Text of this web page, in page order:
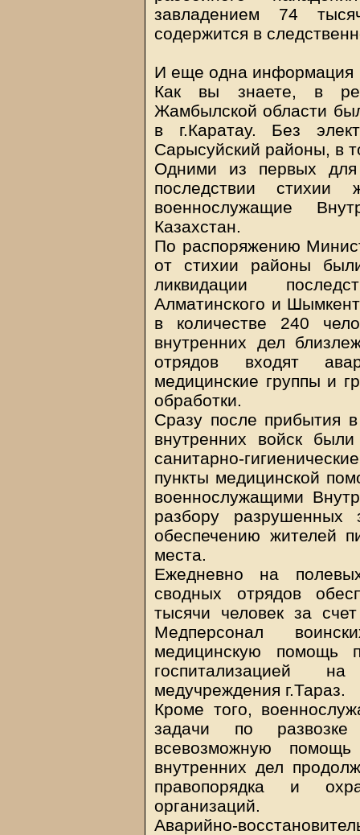
завладением 74
содержится в
И еще одна информация
Как вы знаете, в
Жамбылской области
в г.Каратау. Без
Сарысуйский районы, в
Одними из первых
последствии стихии
военнослужащие
Казахстан.
По распоряжению
от стихии районы
ликвидации
Алматинского и
в количестве 240
внутренних дел
отрядов входят
медицинские группы и
обработки.
Сразу после прибытия
внутренних войск
санитарно-
пункты медицинской
военнослужащими
разбору разрушенных
обеспечению жителей
места.
Ежедневно на
сводных отрядов
тысячи человек за
Медперсонал
медицинскую помощь
госпитализацией
медучреждения г.Тараз.
Кроме того,
задачи по
всевозможную
внутренних дел
правопорядка и
организаций.
Аварийно-